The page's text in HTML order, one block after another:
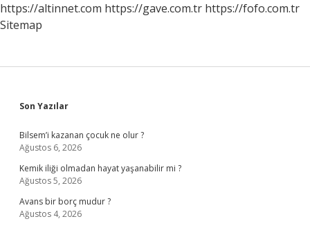
https://altinnet.com https://gave.com.tr https://fofo.com.tr
Sitemap
Sidebar
Son Yazılar
Bilsem’i kazanan çocuk ne olur ?
Ağustos 6, 2026
Kemik iliği olmadan hayat yaşanabilir mi ?
Ağustos 5, 2026
Avans bir borç mudur ?
Ağustos 4, 2026